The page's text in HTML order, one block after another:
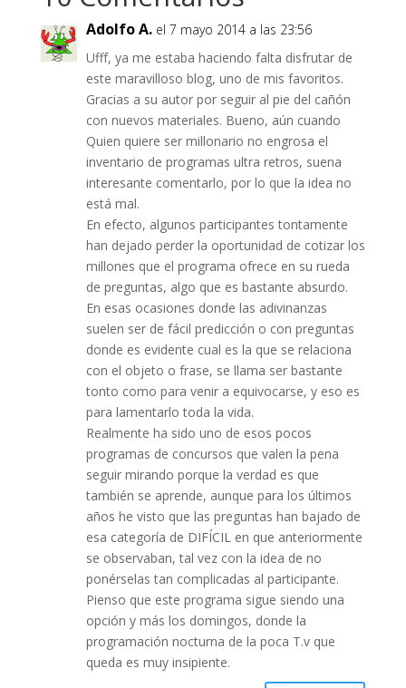
Adolfo A. el 7 mayo 2014 a las 23:56
Ufff, ya me estaba haciendo falta disfrutar de
este maravilloso blog, uno de mis favoritos.
Gracias a su autor por seguir al pie del cañón
con nuevos materiales. Bueno, aún cuando
Quien quiere ser millonario no engrosa el
inventario de programas ultra retros, suena
interesante comentarlo, por lo que la idea no
está mal.
En efecto, algunos participantes tontamente
han dejado perder la oportunidad de cotizar los
millones que el programa ofrece en su rueda
de preguntas, algo que es bastante absurdo.
En esas ocasiones donde las adivinanzas
suelen ser de fácil predicción o con preguntas
donde es evidente cual es la que se relaciona
con el objeto o frase, se llama ser bastante
tonto como para venir a equivocarse, y eso es
para lamentarlo toda la vida.
Realmente ha sido uno de esos pocos
programas de concursos que valen la pena
seguir mirando porque la verdad es que
también se aprende, aunque para los últimos
años he visto que las preguntas han bajado de
esa categoría de DIFÍCIL en que anteriormente
se observaban, tal vez con la idea de no
ponérselas tan complicadas al participante.
Pienso que este programa sigue siendo una
opción y más los domingos, donde la
programación nocturna de la poca T.v que
queda es muy insipiente.